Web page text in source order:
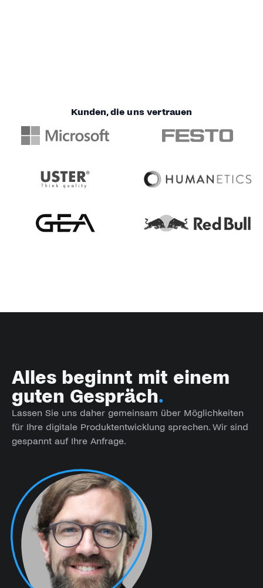
Kunden, die uns vertrauen
Alles beginnt mit einem
guten Gespräch.
Lassen Sie uns daher gemeinsam über Möglichkeiten
für Ihre digitale Produktentwicklung sprechen. Wir sind
gespannt auf Ihre Anfrage.